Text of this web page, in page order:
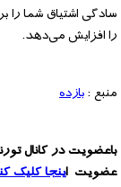
سادگی اشتیاق شما را
را افزایش می‌دهد.
منبع :بازده
باعضویت در کانال
عضویت اینجا کلیک